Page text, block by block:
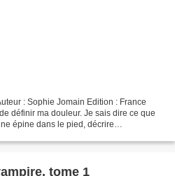
: Sophie Jomain Edition : France
définir ma douleur. Je sais dire ce que
épine dans le pied, décrire
tome 1